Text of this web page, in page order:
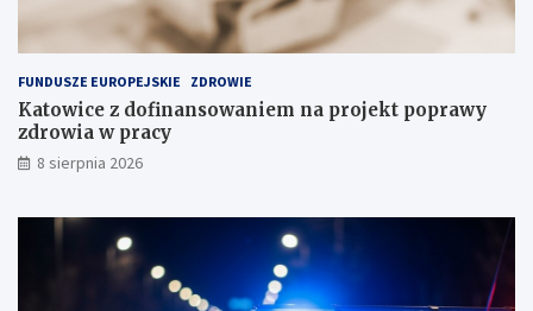
k
d
o
w
i
u
c
FUNDUSZE EUROPEJSKIE ZDROWIE
Katowice z dofinansowaniem na projekt poprawy
zdrowia w pracy
8 sierpnia 2026